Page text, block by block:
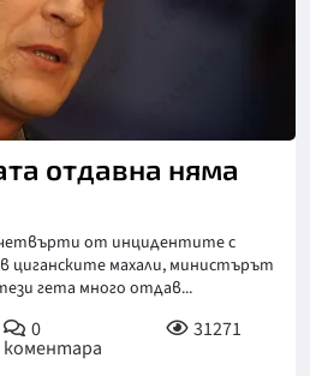
отдавна няма
от инцидентите с
циганските махали, министърът
гета много отдав...
0
коментара
31271